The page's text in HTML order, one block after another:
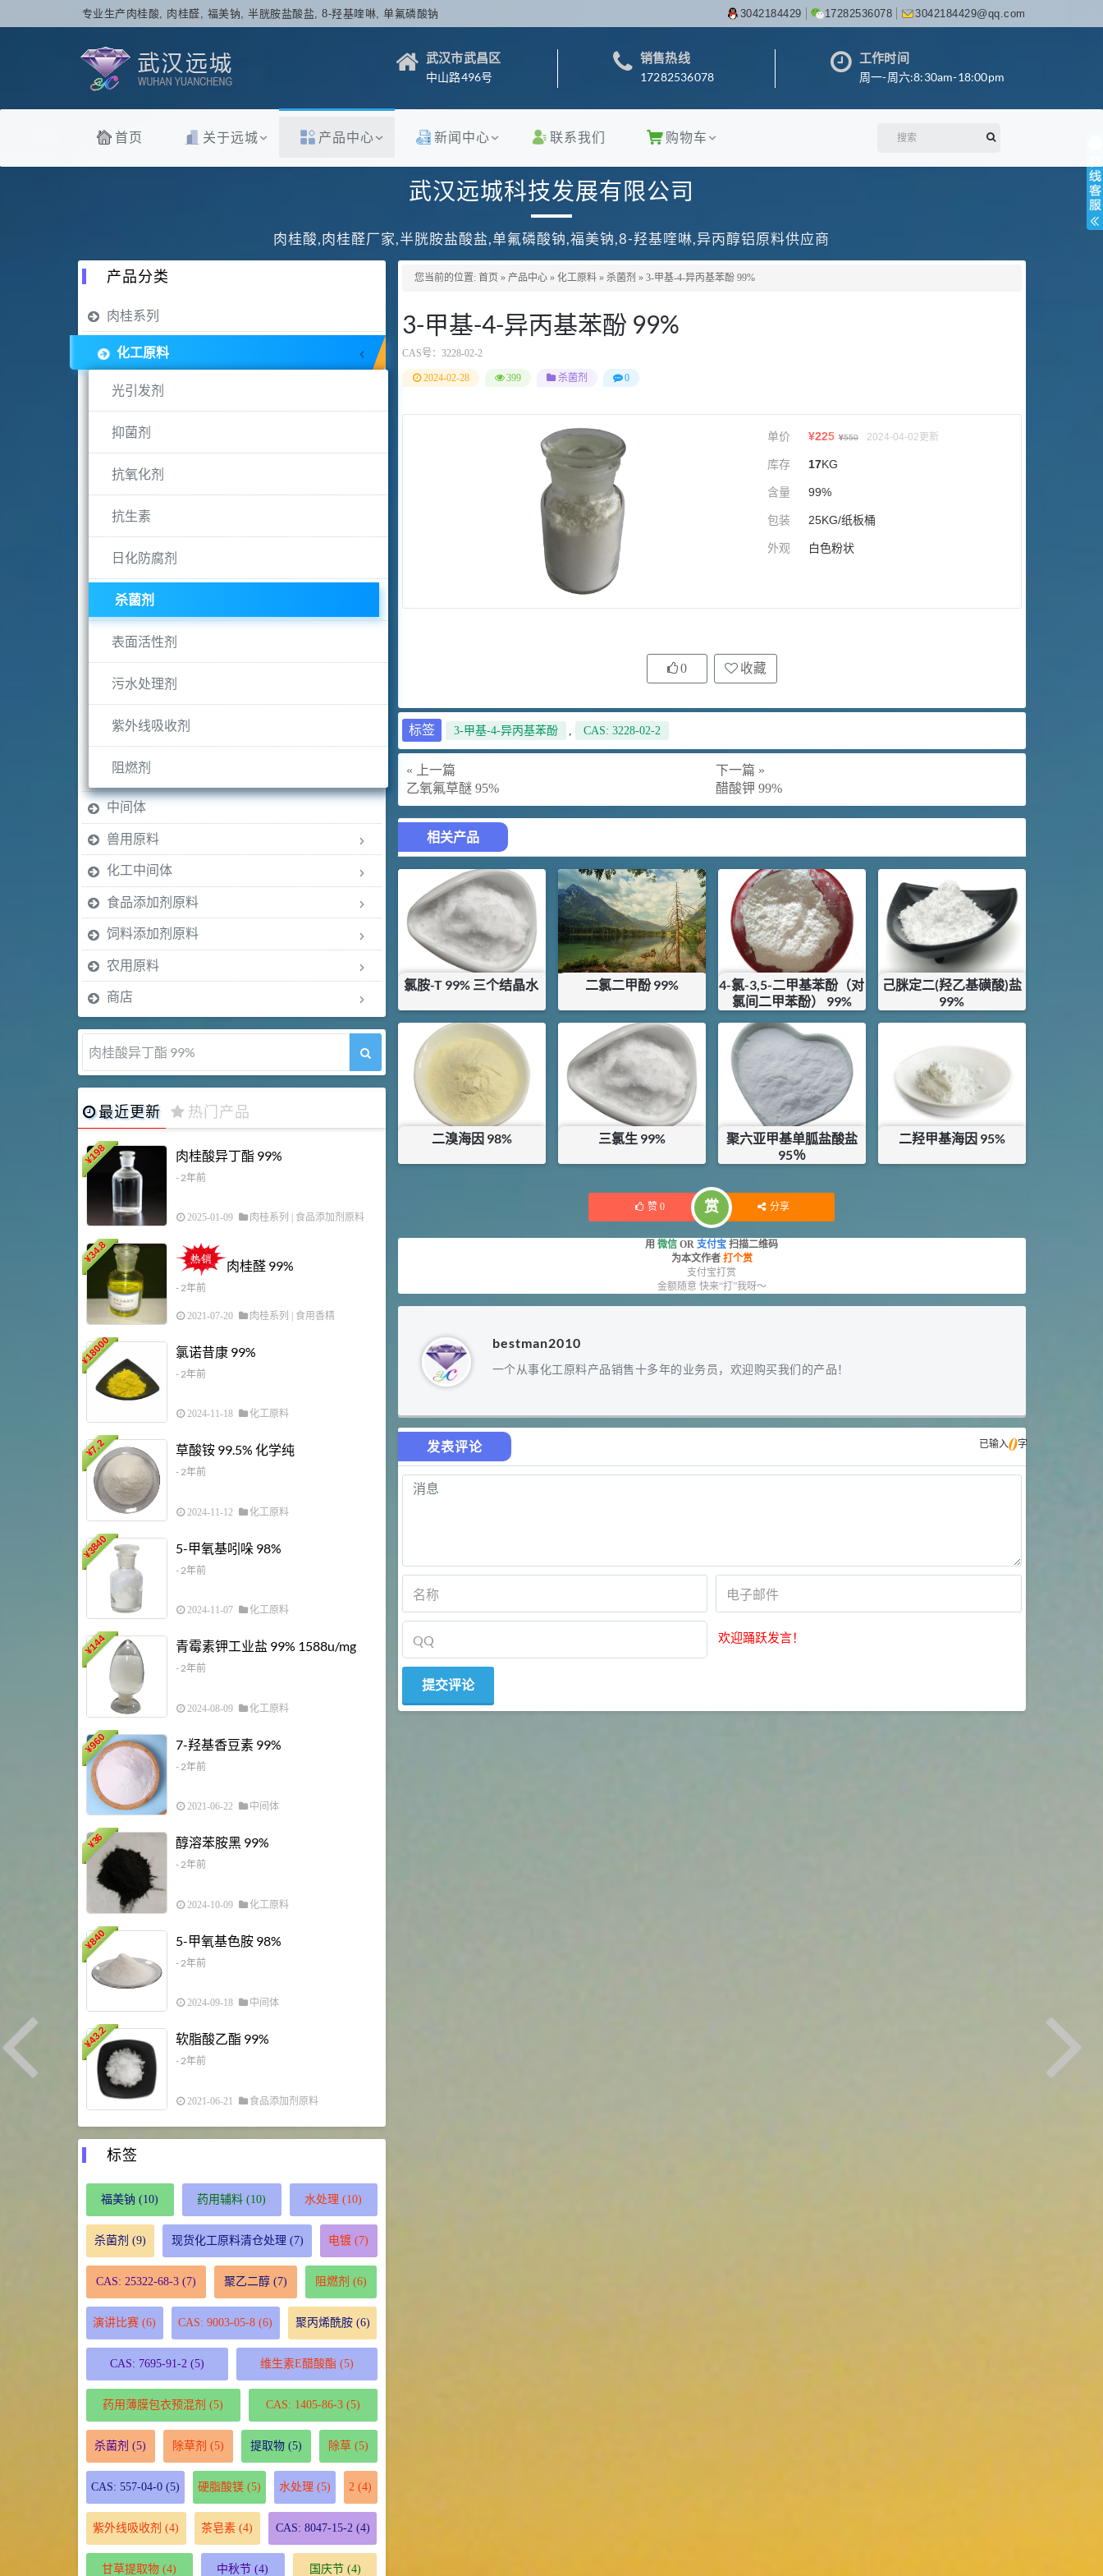
专业生产肉桂酸, 肉桂醛, 福美钠, 半胱胺盐酸盐, 8-羟基喹啉, 单氟磷酸钠 3042184429 17282536078 3042184429@qq.com
武汉市武昌区
中山路496号
销售热线
17282536078
工作时间
周一-周六:8:30am-18:00pm
首页 关于远城 产品中心 新闻中心 联系我们 购物车
武汉远城科技发展有限公司
肉桂酸,肉桂醛厂家,半胱胺盐酸盐,单氟磷酸钠,福美钠,8-羟基喹啉,异丙醇铝原料供应商
您当前的位置: 首页 » 产品中心 » 化工原料 » 杀菌剂 » 3-甲基-4-异丙基苯酚 99%
3-甲基-4-异丙基苯酚 99%
CAS号： 3228-02-2
2024-02-28 399 杀菌剂 0
单价 ¥225 ¥550 2024-04-02更新
库存 17KG
含量 99%
包装 25KG/纸板桶
外观 白色粉状
0 收藏
标签 3-甲基-4-异丙基苯酚 , CAS: 3228-02-2
« 上一篇
乙氧氟草醚 95%
下一篇 »
醋酸钾 99%
相关产品
氯胺-T 99% 三个结晶水
¥19
库存：1KG
二氯二甲酚 99%
¥22.5
库存：55.6KG
4-氯-3,5-二甲基苯酚（对
氯间二甲苯酚） 99%
¥61.2
库存：0KG
己脒定二(羟乙基磺酸)盐
99%
¥1800
二溴海因 98% 三氯生 99%
库存：22.5KG
聚六亚甲基单胍盐酸盐
95％
库存：0.8KG
二羟甲基海因 95%
赞 0 赏 分享
用 微信 OR 支付宝 扫描二维码
为本文作者 打个赏
支付宝打赏
金额随意 快来“打”我呀～
bestman2010
一个从事化工原料产品销售十多年的业务员，欢迎购买我们的产品！
发表评论 已输入0字
欢迎踊跃发言！
产品分类
肉桂系列
化工原料
光引发剂
抑菌剂
抗氧化剂
抗生素
日化防腐剂
杀菌剂
表面活性剂
污水处理剂
紫外线吸收剂
阻燃剂
中间体
兽用原料
化工中间体
食品添加剂原料
饲料添加剂原料
农用原料
商店
肉桂醛 99%
最近更新 热门产品
¥
198 肉桂酸异丁酯 99%
- 2年前
2025-01-09 肉桂系列 食品添加剂原料
¥
34.8
肉桂醛 99%
- 2年前
2021-07-20 肉桂系列 | 食用香精
¥
18000 氯诺昔康 99%
- 2年前
2024-11-18 化工原料
¥
7.2 草酸铵 99.5% 化学纯
- 2年前
2024-11-12 化工原料
¥
3840 5-甲氧基吲哚 98%
- 2年前
2024-11-07 化工原料
¥
144 青霉素钾工业盐 99% 1588u/mg
- 2年前
2024-08-09 化工原料
¥
960 7-羟基香豆素 99%
- 2年前
2021-06-22 中间体
¥
36 醇溶苯胺黑 99%
- 2年前
2024-10-09 化工原料
¥
840 5-甲氧基色胺 98%
- 2年前
2024-09-18 中间体
¥
43.2 软脂酸乙酯 99%
- 2年前
2021-06-21 食品添加剂原料
饲料添加剂原料
多效唑 90%
浏览量 - 4.4w
2021-07-07 植物生长调节剂
4
浏览量 - 1.98w
99.5%
2021-06-19 化工原料
2021-05-30
标签
福美钠 (10) 药用辅料 (10) 水处理 (10)
杀菌剂 (9) 现货化工原料清仓处理 (7) 电镀 (7)
CAS: 25322-68-3(7) 聚乙二醇(7) 阻燃剂 (6)
演讲比赛 (6) CAS: 9003-05-8 (6) 聚丙烯酰胺(6)
CAS: 7695-91-2 (5) 维生素E醋酸酯(5)
药用薄膜包衣预混剂 (5) CAS: 1405-86-3(5)
杀菌剂 (5) 除草剂 (5) 提取物(5) 除草(5)
CAS: 557-04-0(5) 硬脂酸镁(5) 水处理 (5) 2 (4)
紫外线吸收剂 (4) 茶皂素 (4) CAS: 8047-15-2 (4)
甘草提取物 (4) 中秋节 (4) 国庆节(4)